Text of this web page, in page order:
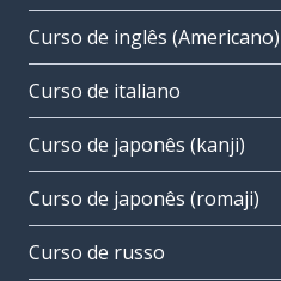
Curso de inglês (Americano)
Curso de italiano
Curso de japonês (kanji)
Curso de japonês (romaji)
Curso de russo